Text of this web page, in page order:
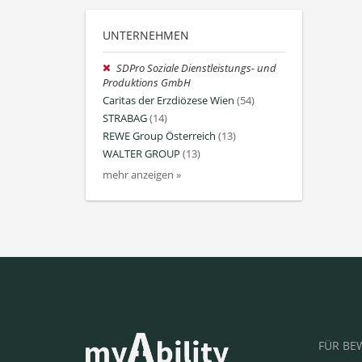
UNTERNEHMEN
SDPro Soziale Dienstleistungs- und
Produktions GmbH
Caritas der Erzdiözese Wien (54)
STRABAG(14)
REWE Group Österreich (13)
WALTER GROUP (13)
mehr anzeigen »
FÜR